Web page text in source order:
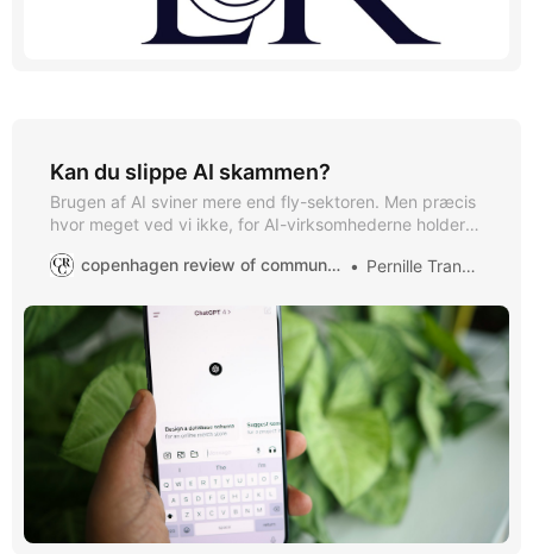
Kan du slippe AI skammen?
Brugen af AI sviner mere end fly-sektoren. Men præcis
hvor meget ved vi ikke, for AI-virksomhederne holder
nu banet for atomkraft, som AI-virksomheder investerer
forbrug.
copenhagen review of communication Pernille Tranberg